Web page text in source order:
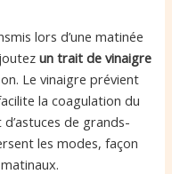
lors d’une matinée
un trait de vinaigre
Le vinaigre prévient
la coagulation du
de grands-
les modes, façon